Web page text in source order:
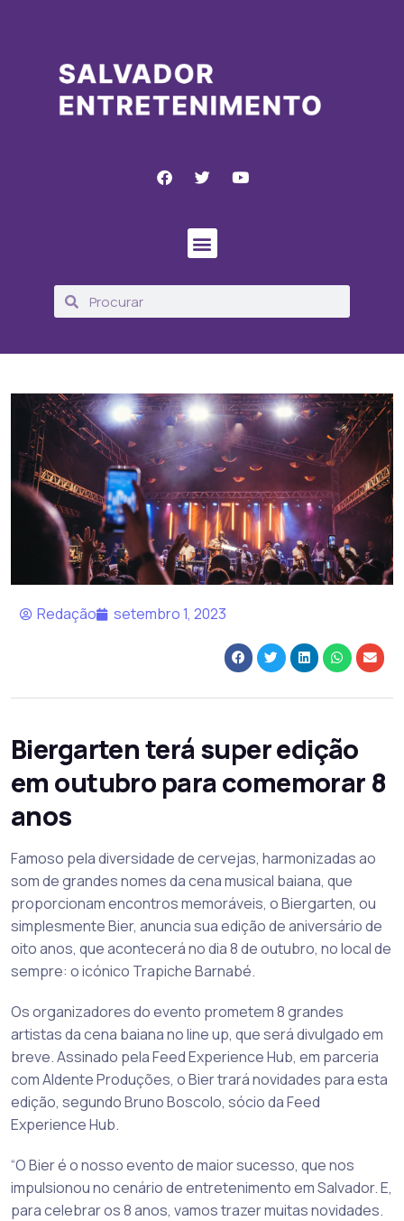
Redação setembro 1, 2023
Biergarten terá super edição
em outubro para comemorar 8
anos
Famoso pela diversidade de cervejas, harmonizadas ao
som de grandes nomes da cena musical baiana, que
proporcionam encontros memoráveis, o Biergarten, ou
simplesmente Bier, anuncia sua edição de aniversário de
oito anos, que acontecerá no dia 8 de outubro, no local de
sempre: o icónico Trapiche Barnabé.
Os organizadores do evento prometem 8 grandes
artistas da cena baiana no line up, que será divulgado em
breve. Assinado pela Feed Experience Hub, em parceria
com Aldente Produções, o Bier trará novidades para esta
edição, segundo Bruno Boscolo, sócio da Feed
Experience Hub.
“O Bier é o nosso evento de maior sucesso, que nos
impulsionou no cenário de entretenimento em Salvador. E,
para celebrar os 8 anos, vamos trazer muitas novidades.